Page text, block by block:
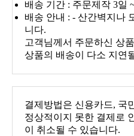
배송 기간 : 주문제작 3일
배송 안내 : - 산간벽지나
니다.
고객님께서 주문하신 상
상품의 배송이 다소 지연
결제방법은 신용카드, 국
정상적이지 못한 결제로
이 취소될 수 있습니다.